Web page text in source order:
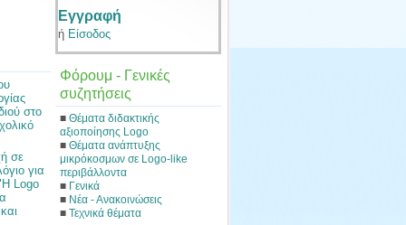
στο
σε
για
Logo
Εγγραφή
ή Είσοδος
Φόρουμ - Γενικές
συζητήσεις
■ Θέματα διδακτικής
αξιοποίησης Logo
■ Θέματα ανάπτυξης
μικρόκοσμων σε Logo-like
περιβάλλοντα
■ Γενικά
■ Νέα - Ανακοινώσεις
■ Τεχνικά θέματα